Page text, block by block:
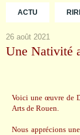
ACTU
26 août 2021
Une Nativité
Voici une œuvre de
Arts de Rouen.
Nous apprécions